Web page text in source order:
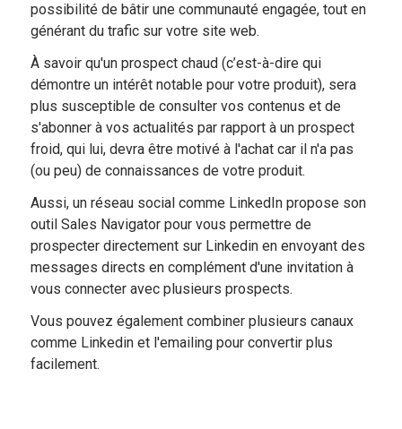
possibilité de bâtir une communauté engagée, tout en
générant du trafic sur votre site web.
À savoir qu'un prospect chaud (c’est-à-dire qui
démontre un intérêt notable pour votre produit), sera
plus susceptible de consulter vos contenus et de
s'abonner à vos actualités par rapport à un prospect
froid, qui lui, devra être motivé à l'achat car il n'a pas
(ou peu) de connaissances de votre produit.
Aussi, un réseau social comme LinkedIn propose son
outil Sales Navigator pour vous permettre de
prospecter directement sur Linkedin en envoyant des
messages directs en complément d'une invitation à
vous connecter avec plusieurs prospects.
Vous pouvez également combiner plusieurs canaux
comme Linkedin et l'emailing pour convertir plus
facilement.